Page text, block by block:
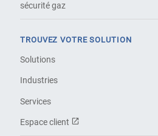
sécurité gaz
TROUVEZ VOTRE SOLUTION
Solutions
Industries
Services
Espace client